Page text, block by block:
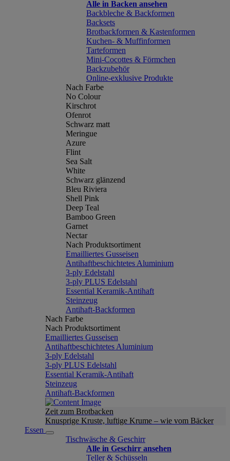
Alle in Backen ansehen
Backbleche & Backformen
Backsets
Brotbackformen & Kastenformen
Kuchen- & Muffinformen
Tarteformen
Mini-Cocottes & Förmchen
Backzubehör
Online-exklusive Produkte
Nach Farbe
No Colour
Kirschrot
Ofenrot
Schwarz matt
Meringue
Azure
Flint
Sea Salt
White
Schwarz glänzend
Bleu Riviera
Shell Pink
Deep Teal
Bamboo Green
Garnet
Nectar
Nach Produktsortiment
Emailliertes Gusseisen
Antihaftbeschichtetes Aluminium
3-ply Edelstahl
3-ply PLUS Edelstahl
Essential Keramik-Antihaft
Steinzeug
Antihaft-Backformen
Nach Farbe
Nach Produktsortiment
Emailliertes Gusseisen
Antihaftbeschichtetes Aluminium
3-ply Edelstahl
3-ply PLUS Edelstahl
Essential Keramik-Antihaft
Steinzeug
Antihaft-Backformen
Zeit zum Brotbacken
Knusprige Kruste, luftige Krume – wie vom Bäcker
Essen
Tischwäsche & Geschirr
Alle in Geschirr ansehen
Teller & Schüsseln